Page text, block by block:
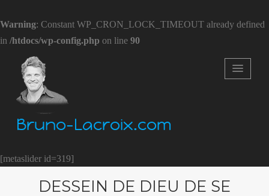
Warning: Constant WP_CRON_LOCK_TIMEOUT already defined
in /htdocs/wp-config.php on line 90
Bruno-Lacroix.com
[metaslider id=319]
DESSEIN DE DIEU DE SE